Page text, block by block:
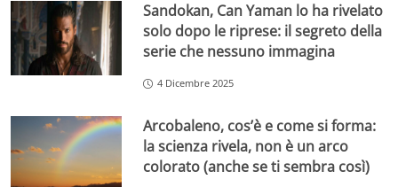
Sandokan, Can Yaman lo ha rivelato
solo dopo le riprese: il segreto della
serie che nessuno immagina
4 Dicembre 2025
Arcobaleno, cos’è e come si forma:
la scienza rivela, non è un arco
colorato (anche se ti sembra così)